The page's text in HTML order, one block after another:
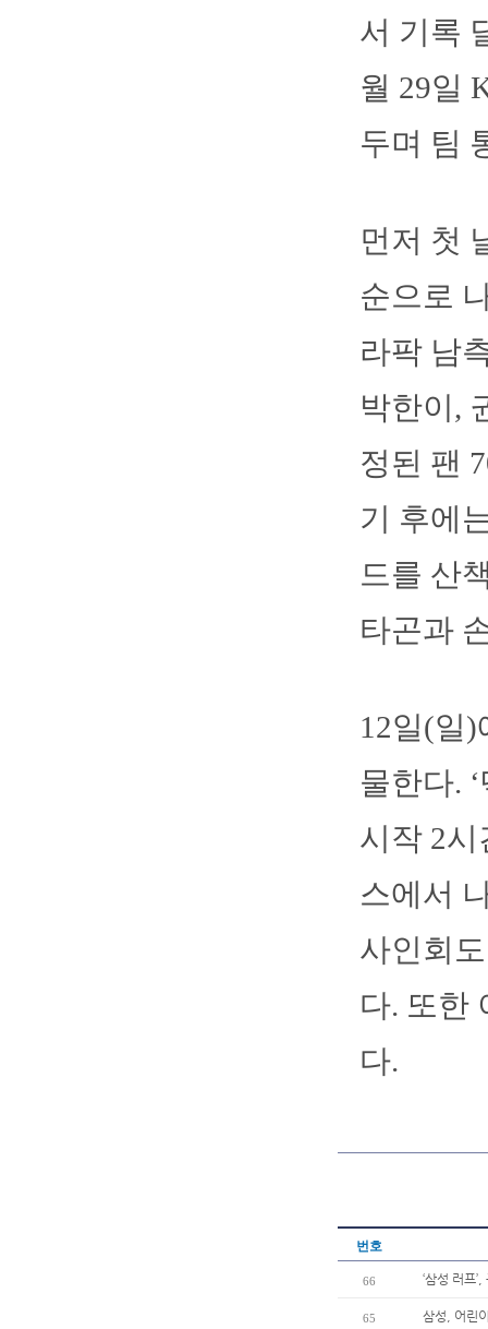
서 기록
월 29일
두며 팀
먼저 첫
순으로
라팍 남
박한이,
정된 팬
기 후에
드를 산
타곤과
12일(일)
물한다.
시작 2
스에서
사인회
다. 또한
다.
번호
66 ‘삼성 러프
65 삼성, 어린